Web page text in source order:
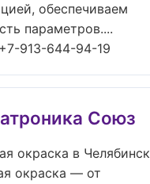
обеспечиваем
параметров....
+7-913-644-94-19
Союз
окраска в Челябинск
окраска — от